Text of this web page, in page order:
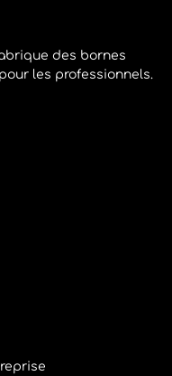
des bornes
les professionnels.